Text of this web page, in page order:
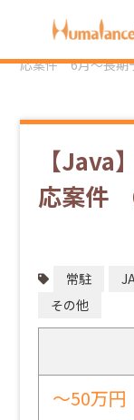
HOME 勤務スタ
応案件 6月～長期
【Java
応案件
常駐
その他
～50万円